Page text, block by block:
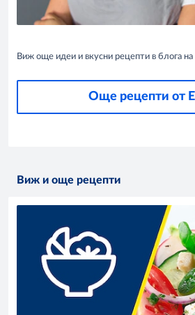
Виж още идеи и вкусни рецепти в блога
Още рецепти от
Виж и още рецепти